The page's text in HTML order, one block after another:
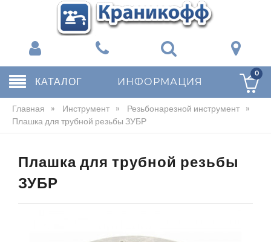
КАТАЛОГ ИНФОРМАЦИЯ
0
Главная » Инструмент » Резьбонарезной инструмент »
Плашка для трубной резьбы ЗУБР
Плашка для трубной резьбы
ЗУБР